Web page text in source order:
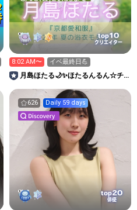
top10
クリエイター
8:02 AM〜 イベ最終日💪
月島ほたる🌙✨ほたるんるん☆チ
626 Daily 59 days
top20
俳優